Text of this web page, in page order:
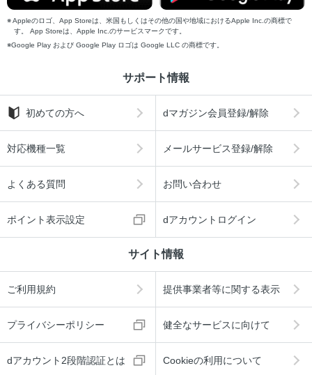
Appleのロゴ、App Storeは、米国もしくはその他の国や地域におけるApple Inc.の商標で
す。 App Storeは、Apple Inc.のサービスマークです。
Google Play および Google Play ロゴは Google LLC の商標です。
サポート情報
初めての方へ dマガジン会員登録/解除
対応機種一覧 メールサービス登録/解除
よくある質問 お問い合わせ
ポイント表示設定 dアカウントログイン
サイト情報
ご利用規約 提供事業者等に関する表示
プライバシーポリシー 健全なサービスに向けて
dアカウント2段階認証とは Cookieの利用について